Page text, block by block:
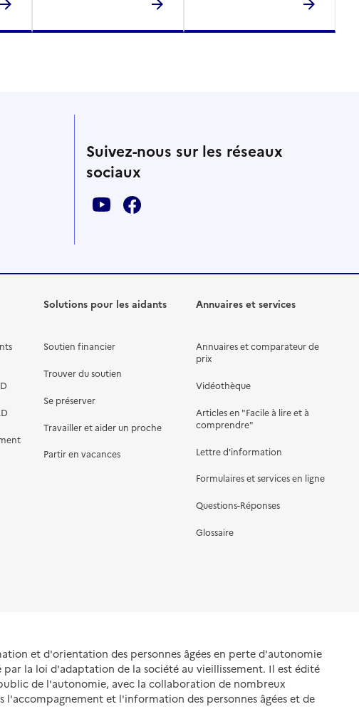
Suivez-nous sur les réseaux
sociaux
Solutions pour les aidants
Soutien financier
Trouver du soutien
Se préserver
Travailler et aider un proche
Partir en vacances
Annuaires et services
Annuaires et comparateur de
prix
Vidéothèque
Articles en "Facile à lire et à
comprendre"
Lettre d'information
Formulaires et services en ligne
Questions-Réponses
Glossaire
et d'orientation des personnes âgées en perte d'autonomie
par la loi d'adaptation de la société au vieillissement. Il est édité
de l'autonomie, avec la collaboration de nombreux
l'accompagnement et l'information des personnes âgées et de